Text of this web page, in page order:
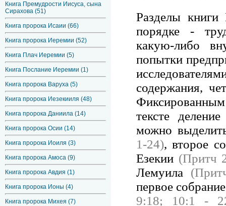
Книга Премудрости Иисуса, сына
Сирахова (51)
Книга пророка Исаии (66)
Книга пророка Иеремии (52)
Книга Плач Иеремии (5)
Книга Послание Иеремии (1)
Книга пророка Варуха (5)
Книга пророка Иезекииля (48)
Книга пророка Даниила (14)
Книга пророка Осии (14)
Книга пророка Иоиля (3)
Книга пророка Амоса (9)
Книга пророка Авдия (1)
Книга пророка Ионы (4)
Книга пророка Михея (7)
Разделы
порядке -
какую-либо
попытки
содержания,
тексте
можно
1-24), второе
Езекии (Притч
Лемуила
первое
9:18; 10:1 -